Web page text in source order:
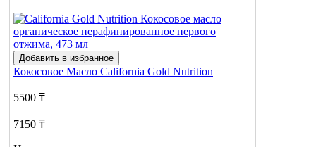
Добавить в избранное
Кокосовое Масло California Gold Nutrition
5500 ₸
7150 ₸